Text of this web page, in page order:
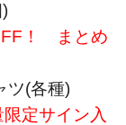
！ まとめ
ツ(各種)
定サイン入